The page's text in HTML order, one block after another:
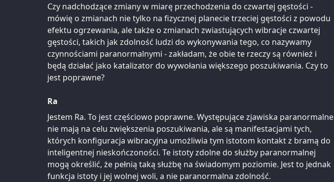
Czy nadchodzące zmiany w miarę przechodzenia do czwartej gęstości -
mówię o zmianach nie tylko na fizycznej planecie trzeciej gęstości z powodu
efektu ogrzewania, ale także o zmianach zwiastujących wibracje czwartej
gęstości, takich jak zdolność ludzi do wykonywania tego, co nazywamy
czynnościami paranormalnymi - zakładam, że obie te rzeczy są również i
będą działać jako katalizator do wywołania większego poszukiwania. Czy to
jest poprawne?
Ra
Jestem Ra. To jest częściowo poprawne. Występujące zjawiska paranormalne
nie mają na celu zwiększenia poszukiwania, ale są manifestacjami tych,
których konfiguracja wibracyjna umożliwia tym istotom kontakt z bramą do
inteligentnej nieskończoności. Te istoty zdolne do służby paranormalnej
mogą określić, że pełnią taką służbę na świadomym poziomie. Jest to jednak
funkcja istoty i jej wolnej woli, a nie paranormalna zdolność.